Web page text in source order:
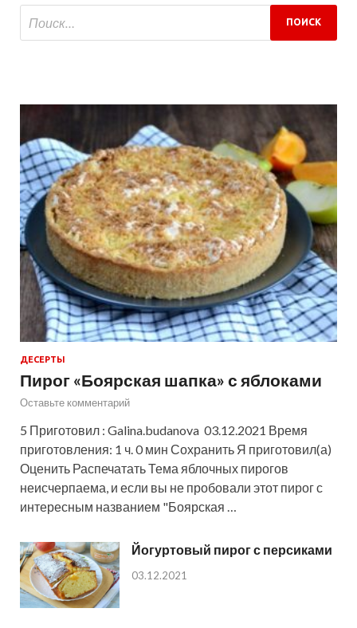
ДЕСЕРТЫ
Пирог «Боярская шапка» с яблоками
Оставьте комментарий
5 Приготовил : Galina.budanova 03.12.2021 Время
приготовления: 1 ч. 0 мин Сохранить Я приготовил(а)
Оценить Распечатать Тема яблочных пирогов
неисчерпаема, и если вы не пробовали этот пирог с
интересным названием "Боярская …
Йогуртовый пирог с персиками
03.12.2021